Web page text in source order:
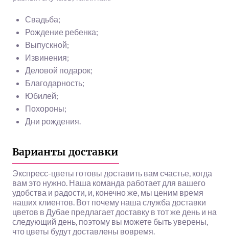
Свадьба;
Рождение ребенка;
Выпускной;
Извинения;
Деловой подарок;
Благодарность;
Юбилей;
Похороны;
Дни рождения.
Варианты доставки
Экспресс-цветы готовы доставить вам счастье, когда
вам это нужно. Наша команда работает для вашего
удобства и радости, и, конечно же, мы ценим время
наших клиентов. Вот почему наша служба доставки
цветов в Дубае предлагает доставку в тот же день и на
следующий день, поэтому вы можете быть уверены,
что цветы будут доставлены вовремя.